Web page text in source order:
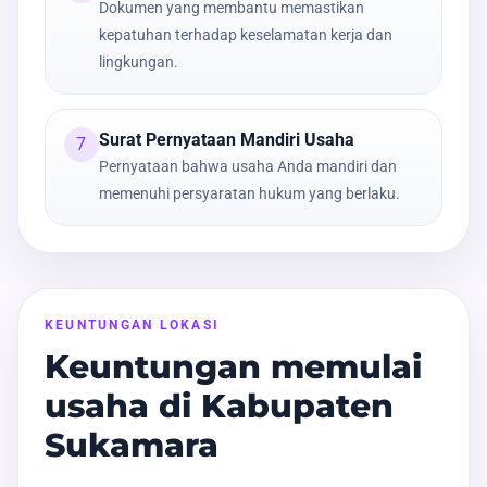
Dokumen yang membantu memastikan
kepatuhan terhadap keselamatan kerja dan
lingkungan.
7 Surat Pernyataan Mandiri Usaha
Pernyataan bahwa usaha Anda mandiri dan
memenuhi persyaratan hukum yang berlaku.
KEUNTUNGAN LOKASI
Keuntungan memulai
usaha di Kabupaten
Sukamara